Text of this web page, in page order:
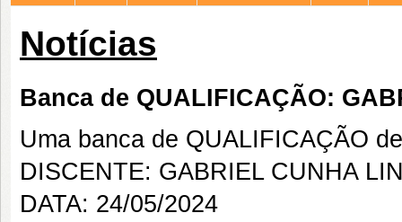
Notícias
Banca de QUALIFICAÇÃO:
Uma banca de QUALIFICAÇÃO
DISCENTE: GABRIEL CUNHA
DATA: 24/05/2024